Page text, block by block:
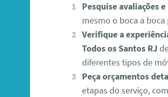
Pesquise avaliações
mesmo o boca a
Verifique a
Todos os Santos RJ
diferentes tipos de
Peça orçamentos
etapas do serviço,